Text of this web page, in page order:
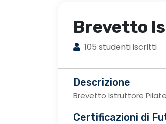
Brevetto
105 studenti iscritti
Descrizione
Brevetto Istruttore
Certificazioni di